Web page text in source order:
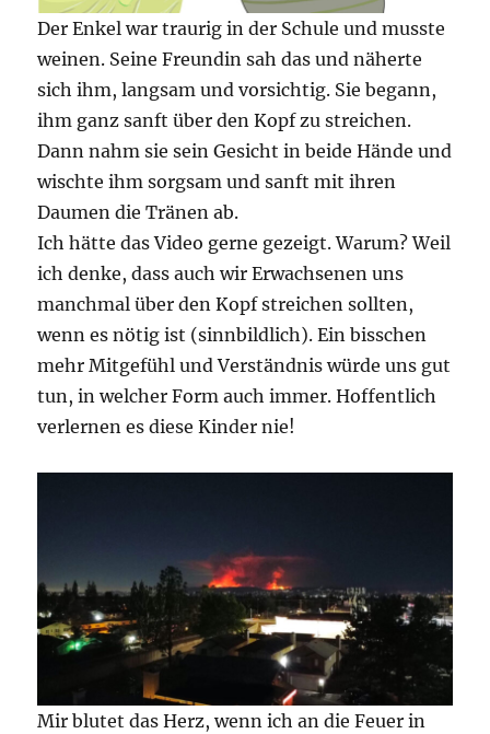
Der Enkel war traurig in der Schule und musste
weinen. Seine Freundin sah das und näherte
sich ihm, langsam und vorsichtig. Sie begann,
ihm ganz sanft über den Kopf zu streichen.
Dann nahm sie sein Gesicht in beide Hände und
wischte ihm sorgsam und sanft mit ihren
Daumen die Tränen ab.
Ich hätte das Video gerne gezeigt. Warum? Weil
ich denke, dass auch wir Erwachsenen uns
manchmal über den Kopf streichen sollten,
wenn es nötig ist (sinnbildlich). Ein bisschen
mehr Mitgefühl und Verständnis würde uns gut
tun, in welcher Form auch immer. Hoffentlich
verlernen es diese Kinder nie!
Mir blutet das Herz, wenn ich an die Feuer in